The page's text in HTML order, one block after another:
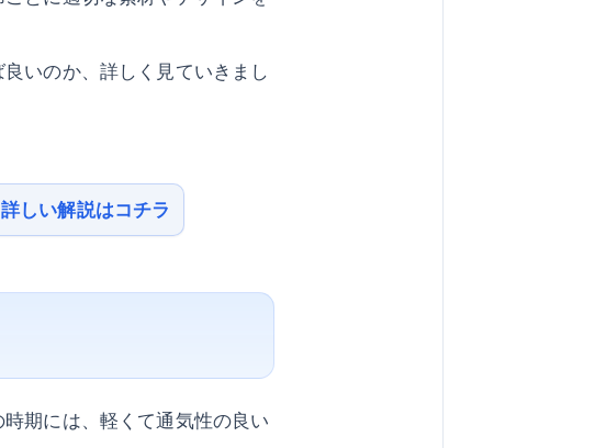
いのか、詳しく見ていきまし
しい解説はコチラ
期には、軽くて通気性の良い